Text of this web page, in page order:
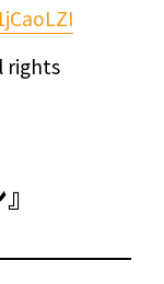
rights
』